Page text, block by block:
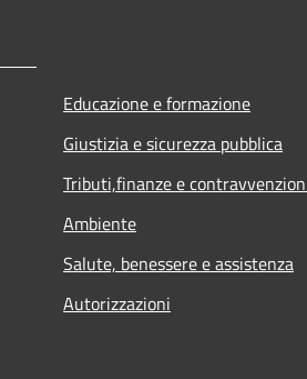
Educazione e formazione
Giustizia e sicurezza pubblica
Tributi,finanze e
Ambiente
Salute, benessere e assistenza
Autorizzazioni